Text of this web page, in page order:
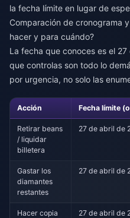
la fecha límite en lugar de
Comparación de cronograma
hacer y para cuándo?
La fecha que conoces es el
que controlas son todo lo
por urgencia, no solo las
Acción Fecha límite
Retirar beans
/ liquidar
billetera
27 de abril de
Gastar los
diamantes
restantes
27 de abril de
Hacer copia
27 de abril de